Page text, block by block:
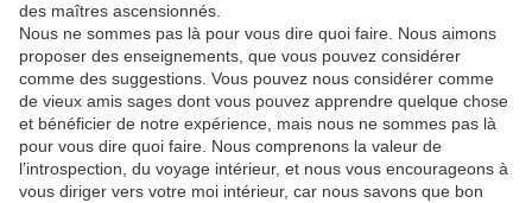
des maîtres ascensionnés.
Nous ne sommes pas là pour vous dire quoi faire. Nous aimons
proposer des enseignements, que vous pouvez considérer
comme des suggestions. Vous pouvez nous considérer comme
de vieux amis sages dont vous pouvez apprendre quelque chose
et bénéficier de notre expérience, mais nous ne sommes pas là
pour vous dire quoi faire. Nous comprenons la valeur de
l’introspection, du voyage intérieur, et nous vous encourageons à
vous diriger vers votre moi intérieur, car nous savons que bon